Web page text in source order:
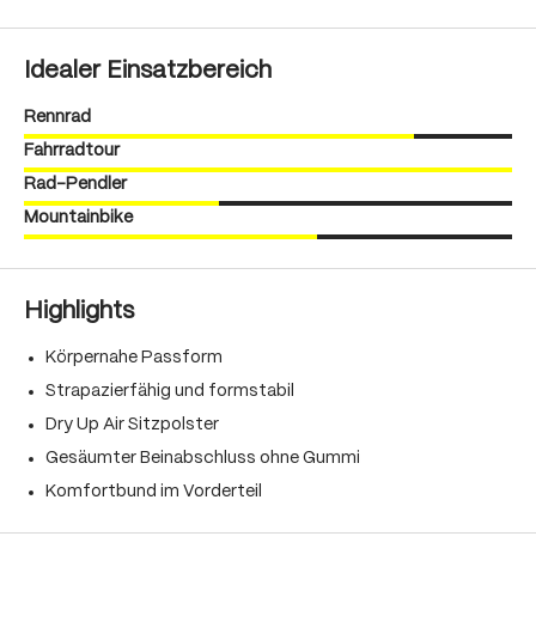
Idealer Einsatzbereich
Rennrad
Fahrradtour
Rad-Pendler
Mountainbike
Highlights
Körpernahe Passform
Strapazierfähig und formstabil
Dry Up Air Sitzpolster
Gesäumter Beinabschluss ohne Gummi
Komfortbund im Vorderteil